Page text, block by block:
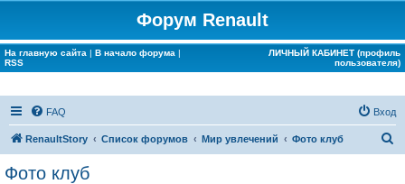
Форум Renault
На главную сайта | В начало форума |
RSS
ЛИЧНЫЙ КАБИНЕТ (профиль
пользователя)
FAQ Вход
RenaultStory Список форумов Мир увлечений Фото клуб
Фото клуб